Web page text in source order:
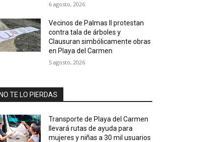
6 agosto, 2026
Vecinos de Palmas II protestan
contra tala de árboles y
Clausuran simbólicamente obras
en Playa del Carmen
5 agosto, 2026
TE LO PIERDAS
Transporte de Playa del Carmen
llevará rutas de ayuda para
mujeres y niñas a 30 mil usuarios